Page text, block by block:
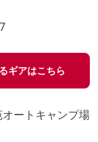
ギアはこちら
ートキャンプ場